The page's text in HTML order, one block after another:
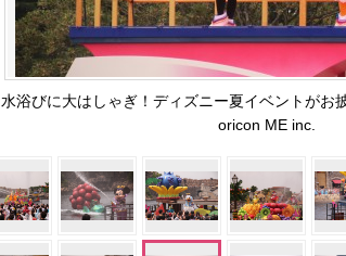
水浴びに大はしゃぎ！ディズニー夏イベントがお
oricon ME inc.